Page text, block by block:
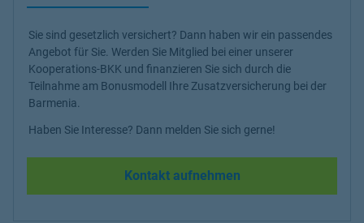
Sie sind gesetzlich versichert? Dann haben wir ein passendes
Angebot für Sie. Werden Sie Mitglied bei einer unserer
Kooperations-BKK und finanzieren Sie sich durch die
Teilnahme am Bonusmodell Ihre Zusatzversicherung bei der
Barmenia.
Haben Sie Interesse? Dann melden Sie sich gerne!
Kontakt aufnehmen